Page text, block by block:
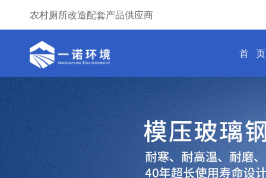
农村厕所改造配套产品供应商
首 页